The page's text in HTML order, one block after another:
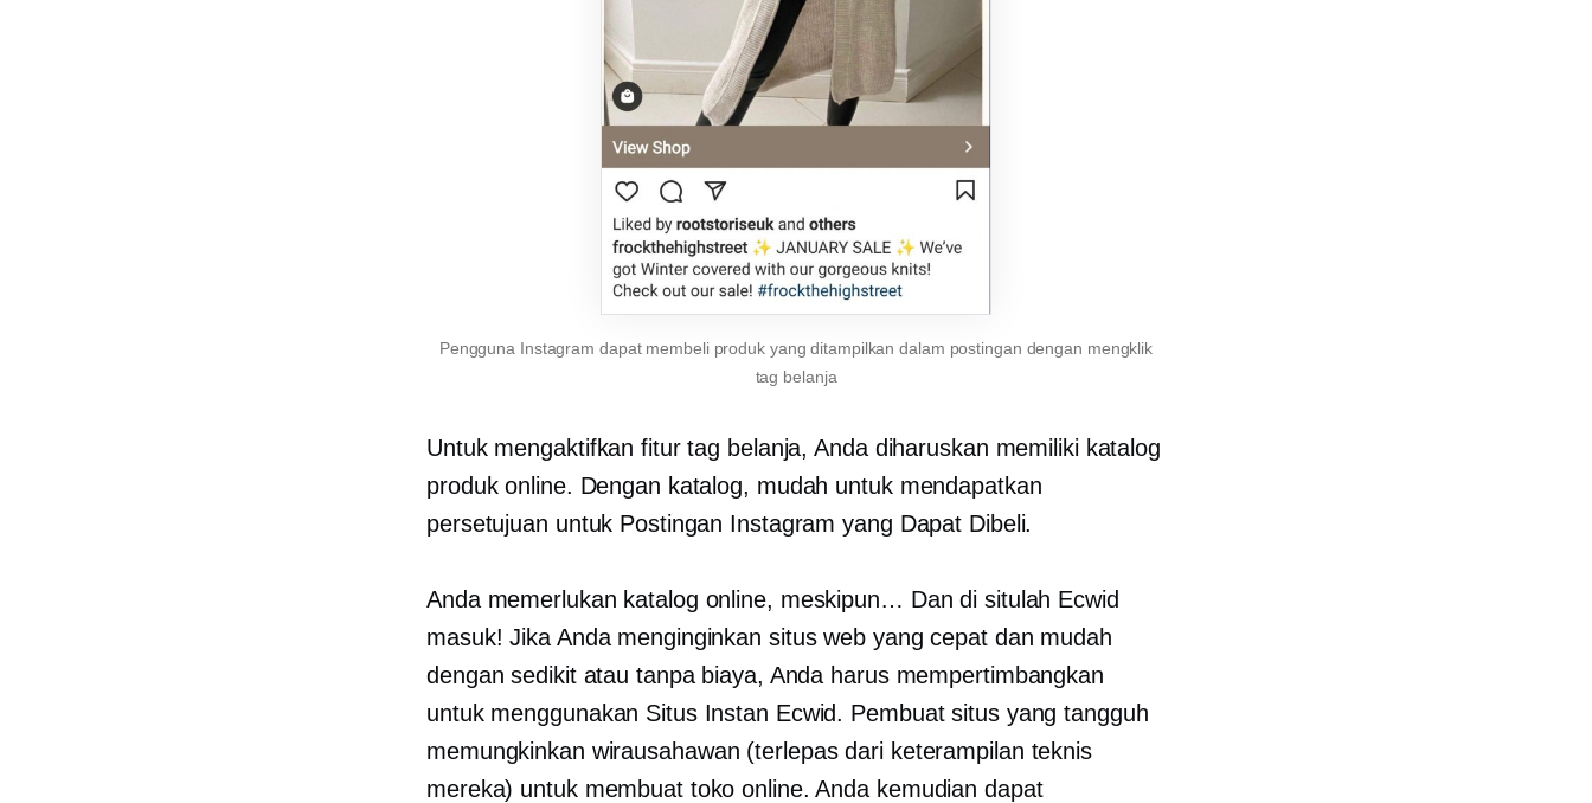
Pengguna Instagram dapat membeli produk yang ditampilkan dalam postingan dengan mengklik
tag belanja
Untuk mengaktifkan fitur tag belanja, Anda diharuskan memiliki katalog
produk online. Dengan katalog, mudah untuk mendapatkan
persetujuan untuk Postingan Instagram yang Dapat Dibeli.
Anda memerlukan katalog online, meskipun… Dan di situlah Ecwid
masuk! Jika Anda menginginkan situs web yang cepat dan mudah
dengan sedikit atau tanpa biaya, Anda harus mempertimbangkan
untuk menggunakan Situs Instan Ecwid. Pembuat situs yang tangguh
memungkinkan wirausahawan (terlepas dari keterampilan teknis
mereka) untuk membuat toko online. Anda kemudian dapat